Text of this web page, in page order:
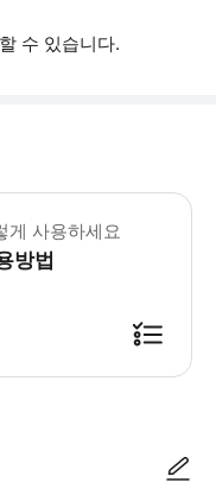
수 있습니다.
두세요 * 허리둘레 최대
게 사용하세요
방법